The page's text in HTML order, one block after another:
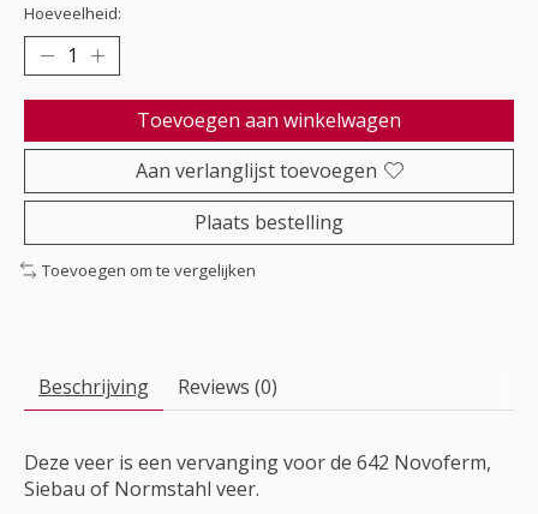
Hoeveelheid:
Toevoegen aan winkelwagen
Aan verlanglijst toevoegen
Plaats bestelling
Toevoegen om te vergelijken
Beschrijving Reviews (0)
Deze veer is een vervanging voor de 642 Novoferm,
Siebau of Normstahl veer.